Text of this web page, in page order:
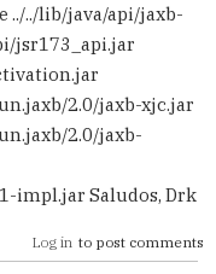
../../lib/java/api/jaxb-
jsr173_api.jar
2.0/jaxb-xjc.jar
2.0/jaxb-
impl.jar Saludos, Drk
Log in to post comments